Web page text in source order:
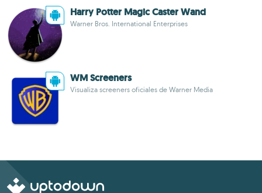
Harry Potter Magic Caster Wand
Warner Bros. International Enterprises
WM Screeners
Visualiza screeners oficiales de Warner Media